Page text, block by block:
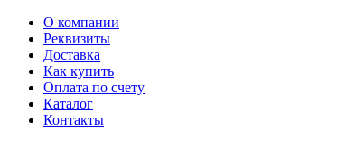
О компании
Реквизиты
Доставка
Как купить
Оплата по счету
Каталог
Контакты